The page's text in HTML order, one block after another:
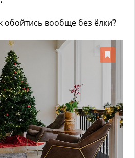
обойтись вообще без ёлки?